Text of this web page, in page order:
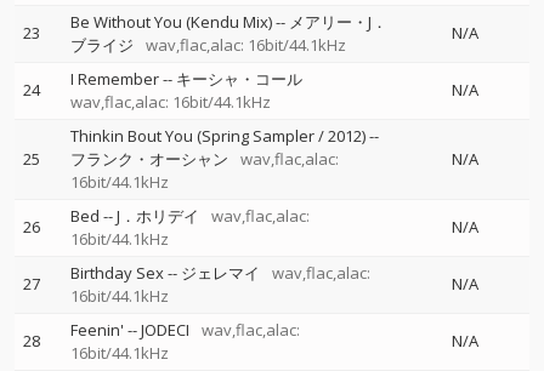
23 Be Without You (Kendu Mix)-- メアリー・J．
ブライジ
wav,flac,alac: 16bit/44.1kHz
N/A
24 I Remember-- キーシャ・コール
wav,flac,alac: 16bit/44.1kHz
N/A
25
Thinkin Bout You (Spring Sampler / 2012)--
フランク・オーシャン
wav,flac,alac:
16bit/44.1kHz
N/A
26 Bed --J．ホリデイ
wav,flac,alac:
16bit/44.1kHz
N/A
27 Birthday Sex-- ジェレマイ
wav,flac,alac:
16bit/44.1kHz
N/A
28 Feenin' --JODECI
wav,flac,alac:
16bit/44.1kHz
N/A